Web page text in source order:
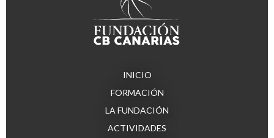
INICIO
FORMACIÓN
LA FUNDACIÓN
ACTIVIDADES